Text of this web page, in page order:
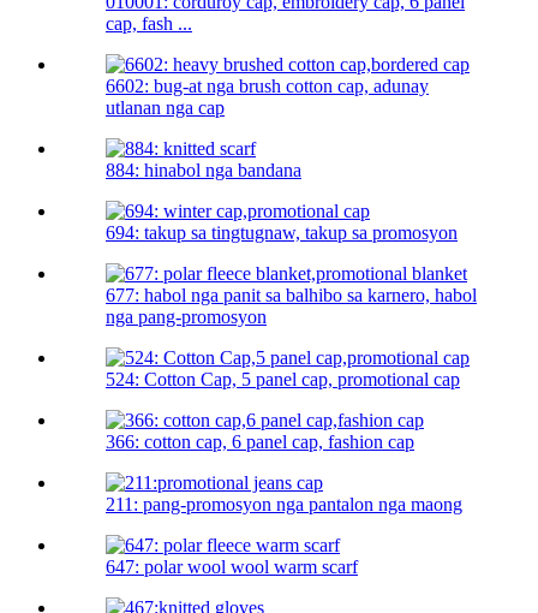
cap, fash ...
6602: bug-at nga brush cotton cap, adunay
utlanan nga cap
884: hinabol nga bandana
694: takup sa tingtugnaw, takup sa promosyon
677: habol nga panit sa balhibo sa karnero, habol
nga pang-promosyon
524: Cotton Cap, 5 panel cap, promotional cap
366: cotton cap, 6 panel cap, fashion cap
211: pang-promosyon nga pantalon nga maong
647: polar wool wool warm scarf